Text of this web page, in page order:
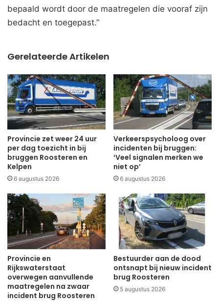
bepaald wordt door de maatregelen die vooraf zijn
bedacht en toegepast.”
Gerelateerde Artikelen
Provincie zet weer 24 uur
per dag toezicht in bij
bruggen Roosteren en
Kelpen
6 augustus 2026
Verkeerspsycholoog over
incidenten bij bruggen:
‘Veel signalen merken we
niet op’
6 augustus 2026
Provincie en
Rijkswaterstaat
overwegen aanvullende
maatregelen na zwaar
incident brug Roosteren
Bestuurder aan de dood
ontsnapt bij nieuw incident
brug Roosteren
5 augustus 2026